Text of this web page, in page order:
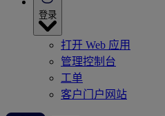
登录
打开 Web 应用
管理控制台
工单
客户门户网站